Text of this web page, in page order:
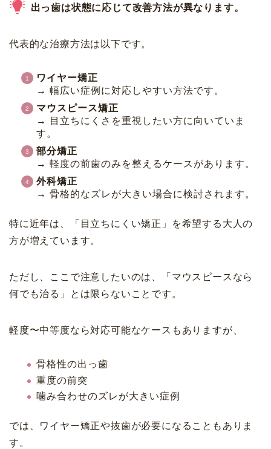
出っ歯は状態に応じて改善方法が異なります。
代表的な治療方法は以下です。
ワイヤー矯正
→ 幅広い症例に対応しやすい方法です。
マウスピース矯正
→ 目立ちにくさを重視したい方に向いていま
す。
部分矯正
→ 軽度の前歯のみを整えるケースがあります。
外科矯正
→ 骨格的なズレが大きい場合に検討されます。
特に近年は、「目立ちにくい矯正」を希望する大人の
方が増えています。
ただし、ここで注意したいのは、「マウスピースなら
何でも治る」とは限らないことです。
軽度〜中等度なら対応可能なケースもありますが、
骨格性の出っ歯
重度の前突
噛み合わせのズレが大きい症例
では、ワイヤー矯正や抜歯が必要になることもありま
す。